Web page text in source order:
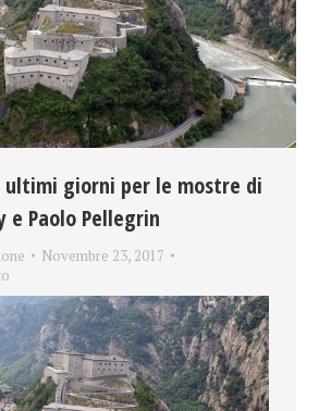
ultimi giorni per le mostre di
e Paolo Pellegrin
Novembre 23, 2017